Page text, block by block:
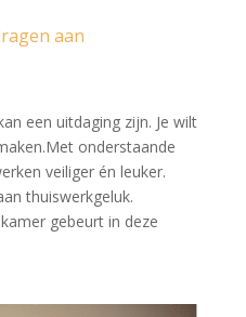
aan
een uitdaging zijn. Je wilt
onderstaande
veiliger én leuker.
thuiswerkgeluk.
gebeurt in deze